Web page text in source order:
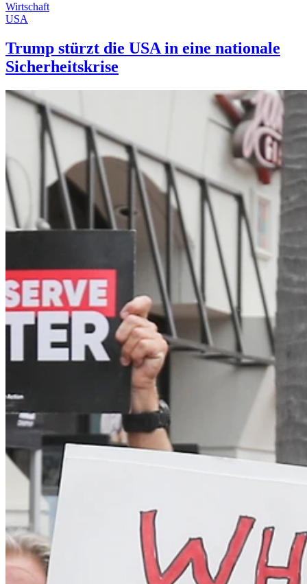
Wirtschaft
USA
Trump stürzt die USA in eine nationale
Sicherheitskrise